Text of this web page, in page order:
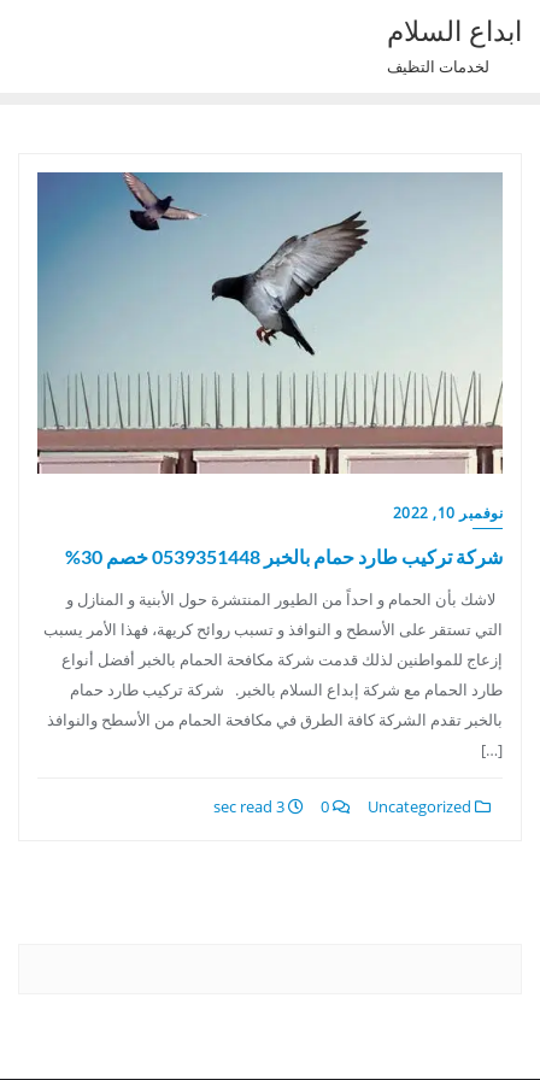
Skip
content
ابداع السلام
لخدمات التظيف
نوفمبر 10, 2022
شركة تركيب طارد حمام بالخبر 0539351448 خصم 30%
لاشك بأن الحمام و احداً من الطيور المنتشرة حول الأبنية و المنازل و
التي تستقر على الأسطح و النوافذ و تسبب روائح كريهة، فهذا الأمر يسبب
إزعاج للمواطنين لذلك قدمت شركة مكافحة الحمام بالخبر أفضل أنواع
طارد الحمام مع شركة إبداع السلام بالخبر. شركة تركيب طارد حمام
بالخبر تقدم الشركة كافة الطرق في مكافحة الحمام من الأسطح والنوافذ
[…]